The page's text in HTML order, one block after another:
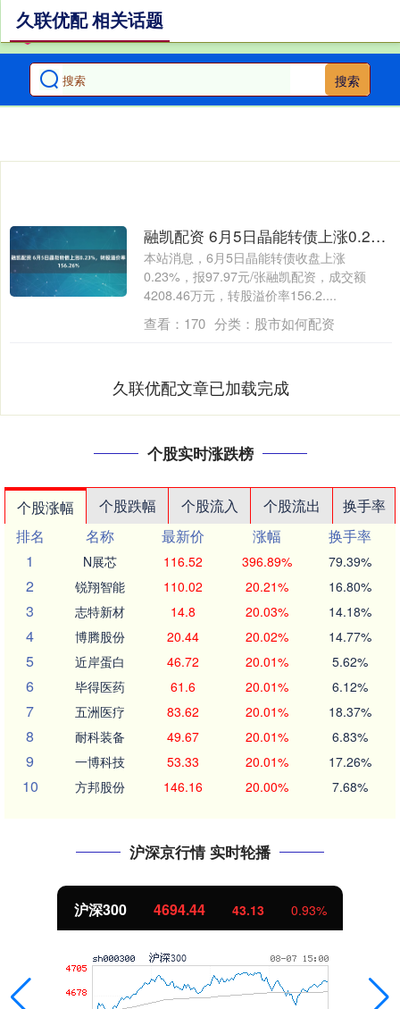
搜索
久联优配 相关话题
融凯配资 6月5日晶能转债上涨0.23%，转股溢价率156.26%
本站消息，6月5日晶能转债收盘上涨
0.23%，报97.97元/张融凯配资，成交额
4208.46万元，转股溢价率156.2....
查看： 170 分类： 股市如何配资
久联优配文章已加载完成
个股实时涨跌榜
个股涨幅 个股跌幅 个股流入 个股流出
换手率
排名
名称 最新价 涨幅
换手率
1
N展芯 116.52 396.89% 79.39%
2 锐翔智能 110.02 20.21% 16.80%
3 志特新材 14.8 20.03% 14.18%
4 博腾股份 20.44 20.02% 14.77%
5 近岸蛋白 46.72 20.01% 5.62%
6 毕得医药 61.6 20.01% 6.12%
7 五洲医疗 83.62 20.01% 18.37%
8 耐科装备 49.67 20.01% 6.83%
9 一博科技 53.33 20.01% 17.26%
10 方邦股份 146.16 20.00% 7.68%
沪深京行情 实时轮播
沪深300 4694.44 43.13 0.93%